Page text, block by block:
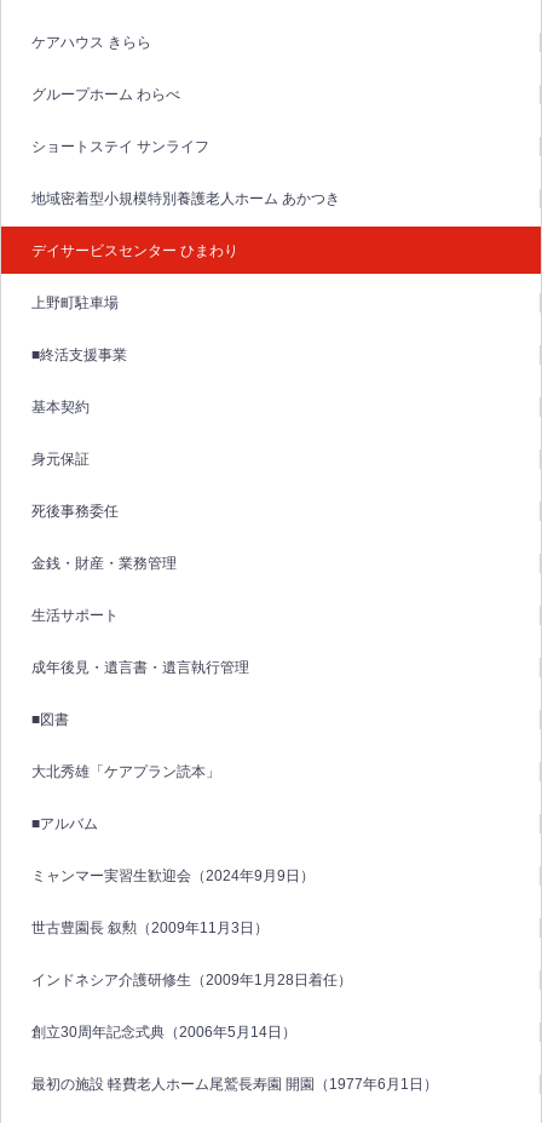
ケアハウス きらら
グループホーム わらべ
ショートステイ サンライフ
地域密着型小規模特別養護老人ホーム あかつき
デイサービスセンター ひまわり
上野町駐車場
■終活支援事業
基本契約
身元保証
死後事務委任
金銭・財産・業務管理
生活サポート
成年後見・遺言書・遺言執行管理
■図書
大北秀雄「ケアプラン読本」
■アルバム
ミャンマー実習生歓迎会（2024年9月9日）
世古豊園長 叙勲（2009年11月3日）
インドネシア介護研修生（2009年1月28日着任）
創立30周年記念式典（2006年5月14日）
最初の施設 軽費老人ホーム尾鷲長寿園 開園（1977年6月1日）